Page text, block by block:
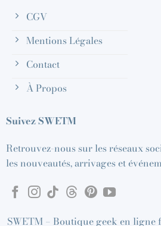
CGV
Mentions Légales
Contact
À Propos
Suivez SWETM
Retrouvez-nous sur les réseaux
les nouveautés, arrivages et
SWETM – Boutique geek en ligne